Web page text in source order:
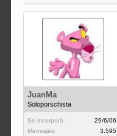
JuanMa
Soloporschista
Se incorporó:
29/6/06
Mensajes:
3.595